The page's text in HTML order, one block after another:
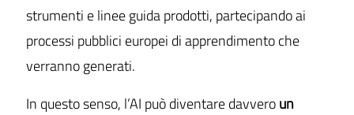
strumenti e linee guida prodotti, partecipando ai
processi pubblici europei di apprendimento che
verranno generati.
In questo senso, l’AI può diventare davveroun